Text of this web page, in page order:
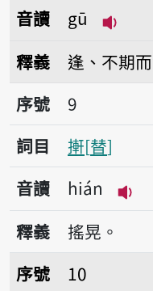
音讀
gū
釋義
逢、不期
序號9搟
序號
9
詞目
搟 替
音讀
hián
播
釋義
搖晃。
序號10藃
序號
10